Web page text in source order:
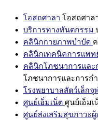
โอสถศาลา โอสถศาล
บริการทางทันตกรรม
คลินิกกายภาพบำบัด
คลินิกเทคนิคการแพท
คลินิกโภชนาการและ
โภชนาการและการก
โรงพยาบาลสัตว์เล็กจุ
ศูนย์เอ็มเน็ต ศูนย์เอ็มเ
ศูนย์ส่งเสริมสุขภาวะผู้